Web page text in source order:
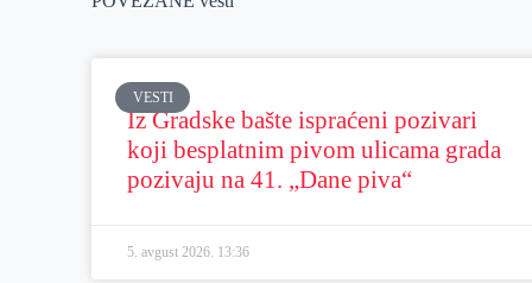
VESTI
Iz Gradske bašte ispraćeni pozivari
koji besplatnim pivom ulicama grada
pozivaju na 41. „Dane piva“
5. avgust 2026. 13:36